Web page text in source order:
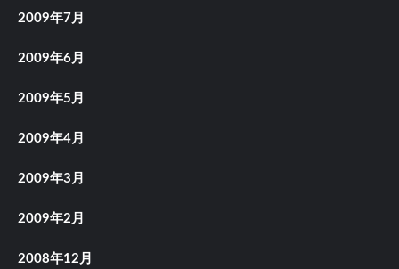
2009年7月
2009年6月
2009年5月
2009年4月
2009年3月
2009年2月
2008年12月